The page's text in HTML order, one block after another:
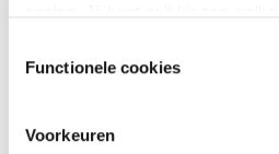
Functionele cookies
Voorkeuren